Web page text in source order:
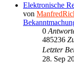
Elektronische
von
0
485236
Letzter
28. Sep